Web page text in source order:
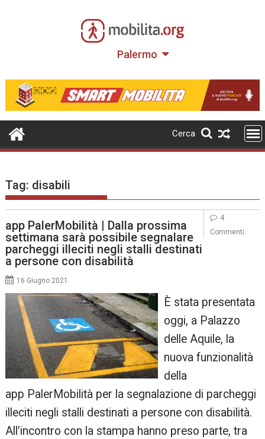
Palermo
Cerca
Tag: disabili
app PalerMobilità | Dalla prossima
settimana sarà possibile segnalare
parcheggi illeciti negli stalli destinati
a persone con disabilità
16 Giugno 2021
È stata presentata
oggi, a Palazzo
delle Aquile, la
nuova funzionalità
della
app PalerMobilità per la segnalazione di parcheggi
illeciti negli stalli destinati a persone con disabilità.
All’incontro con la stampa hanno preso parte, tra
4
Commenti